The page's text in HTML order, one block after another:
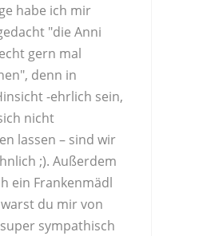
habe ich mir
"die Anni
gern mal
denn in
-ehrlich sein,
nicht
lassen – sind wir
;). Außerdem
ein Frankenmädl
du mir von
sympathisch